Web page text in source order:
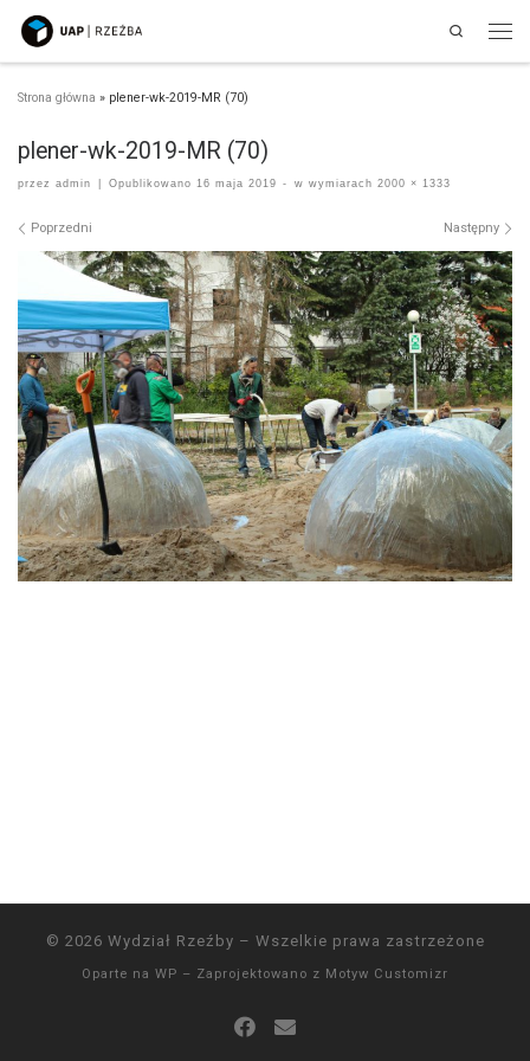
Przejdź do treści
Search
Strona główna » plener-wk-2019-MR (70)
plener-wk-2019-MR (70)
przez admin Opublikowano 16 maja 2019 - w wymiarach 2000 × 1333
Nawigacja po obrazach
Poprzedni Następny
© 2026 Wydział Rzeźby – Wszelkie prawa zastrzeżone
Oparte na WP – Zaprojektowano z Motyw Customizr